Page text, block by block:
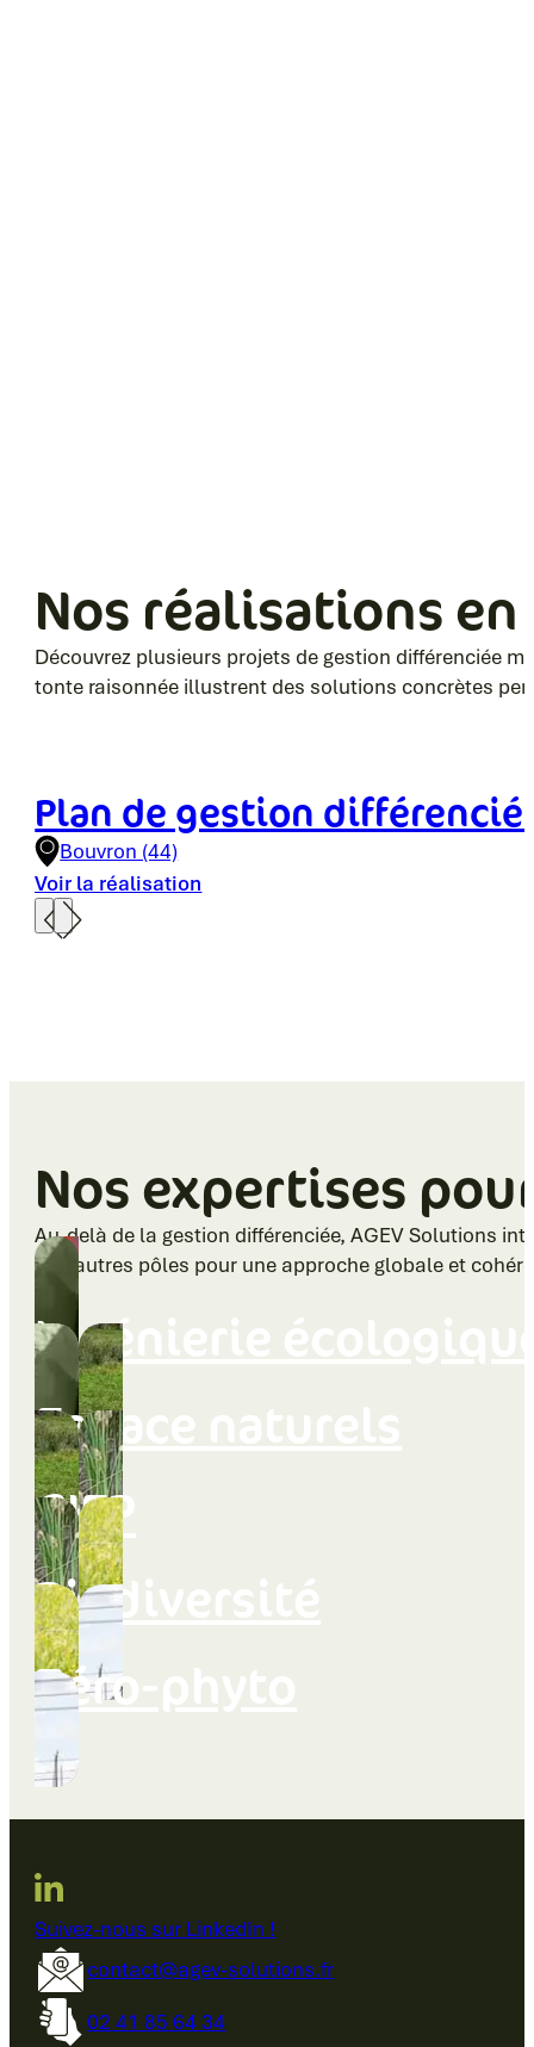
Nos réalisations
Découvrez plusieurs projets de gestion différenciée
tonte raisonnée illustrent des solutions concrètes
Plan de gestion
Bouvron (44)
Voir la réalisation
Nos expertises
Au-delà de la gestion différenciée, AGEV Solutions
nos autres pôles pour une approche globale et
Ingénierie
Espace naturels
GIEP
Biodiversité
Zéro-phyto
Suivez-nous sur LinkedIn !
contact@agev-solutions.fr
02 41 85 64 34